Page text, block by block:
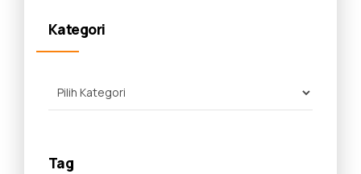
Kategori
Tag